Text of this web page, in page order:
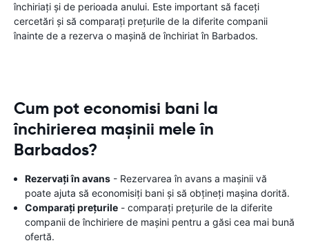
închiriați și de perioada anului. Este important să faceți
cercetări și să comparați prețurile de la diferite companii
înainte de a rezerva o mașină de închiriat în Barbados.
Cum pot economisi bani la
închirierea mașinii mele în
Barbados?
Rezervați în avans - Rezervarea în avans a mașinii vă
poate ajuta să economisiți bani și să obțineți mașina dorită.
Comparați prețurile - comparați prețurile de la diferite
companii de închiriere de mașini pentru a găsi cea mai bună
ofertă.